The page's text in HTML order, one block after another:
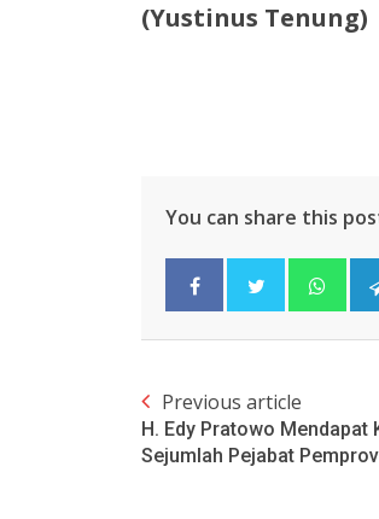
(Yustinus Tenung)
You can share this
Previous article
H. Edy Pratowo Mendapat
Sejumlah Pejabat Pemprov